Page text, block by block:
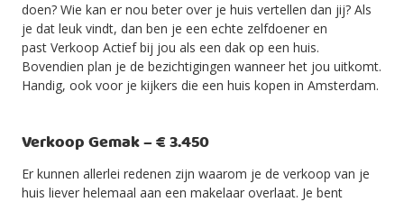
doen? Wie kan er nou beter over je huis vertellen dan jij? Als
je dat leuk vindt, dan ben je een echte zelfdoener en
past Verkoop Actief bij jou als een dak op een huis.
Bovendien plan je de bezichtigingen wanneer het jou uitkomt.
Handig, ook voor je kijkers die een huis kopen in Amsterdam.
Verkoop Gemak – € 3.450
Er kunnen allerlei redenen zijn waarom je de verkoop van je
huis liever helemaal aan een makelaar overlaat. Je bent